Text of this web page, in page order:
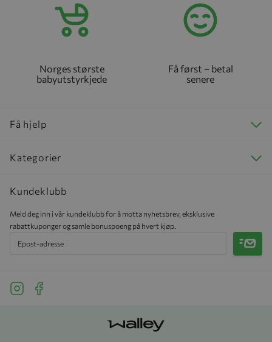
Norges største
babyutstyrkjede
Få først – betal
senere
Få hjelp
Kategorier
Kundeklubb
Meld deg inn i vår kundeklubb for å motta nyhetsbrev, eksklusive
rabattkuponger og samle bonuspoeng på hvert kjøp.
Meld
See our Instagram
See our Facebook